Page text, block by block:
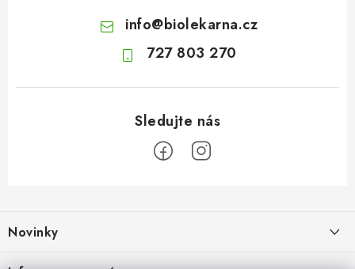
info@biolekarna.cz
727 803 270
p
a
Novinky
Olivový olej při zácpě: co ukazují klinické studie?